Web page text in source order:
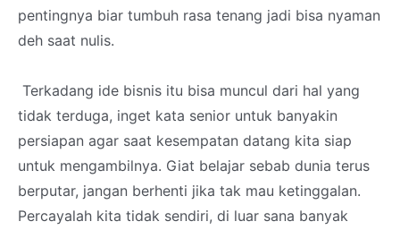
pentingnya biar tumbuh rasa tenang jadi bisa nyaman
deh saat nulis.
Terkadang ide bisnis itu bisa muncul dari hal yang
tidak terduga, inget kata senior untuk banyakin
persiapan agar saat kesempatan datang kita siap
untuk mengambilnya. Giat belajar sebab dunia terus
berputar, jangan berhenti jika tak mau ketinggalan.
Percayalah kita tidak sendiri, di luar sana banyak